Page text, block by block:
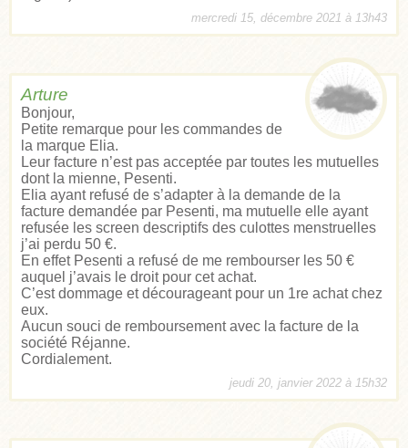
mercredi 15, décembre 2021 à 13h43
Arture
Bonjour,
Petite remarque pour les commandes de
la marque Elia.
Leur facture n’est pas acceptée par toutes les mutuelles
dont la mienne, Pesenti.
Elia ayant refusé de s’adapter à la demande de la
facture demandée par Pesenti, ma mutuelle elle ayant
refusée les screen descriptifs des culottes menstruelles
j’ai perdu 50 €.
En effet Pesenti a refusé de me rembourser les 50 €
auquel j’avais le droit pour cet achat.
C’est dommage et décourageant pour un 1re achat chez
eux.
Aucun souci de remboursement avec la facture de la
société Réjanne.
Cordialement.
jeudi 20, janvier 2022 à 15h32